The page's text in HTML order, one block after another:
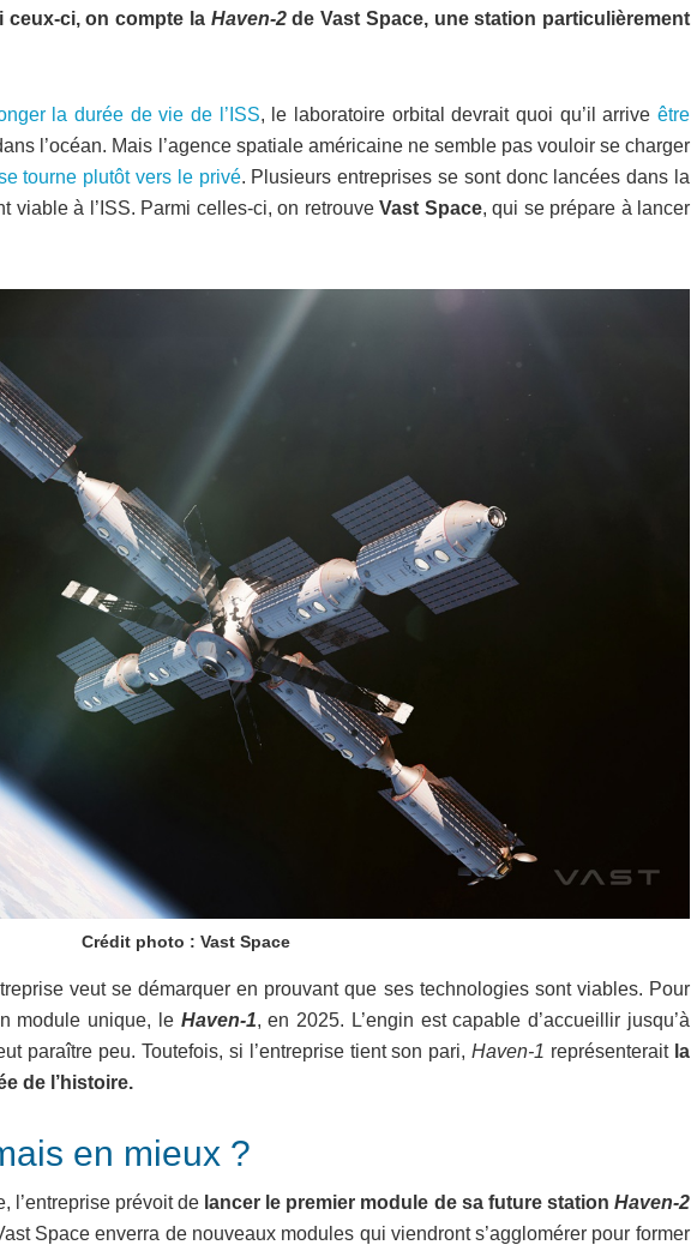
ceux-ci, on compte la Haven-2de Vast Space, une station particulièrement
la durée de vie de l’ISS, le laboratoire orbital devrait quoi qu’il arriveêtre
l’océan. Mais l’agence spatiale américaine ne semble pas vouloir se charger
tourne plutôt vers le privé. Plusieurs entreprises se sont donc lancées dans la
viable à l’ISS. Parmi celles-ci, on retrouveVast Space, qui se prépare à lancer
Crédit photo : Vast Space
veut se démarquer en prouvant que ses technologies sont viables. Pour
module unique, le Haven-1, en 2025. L’engin est capable d’accueillir jusqu’à
paraître peu. Toutefois, si l’entreprise tient son pari,Haven-1 représenterait la
de l’histoire.
en mieux ?
l’entreprise prévoit de lancer le premier module de sa future stationHaven-2
Space enverra de nouveaux modules qui viendront s’agglomérer pour former